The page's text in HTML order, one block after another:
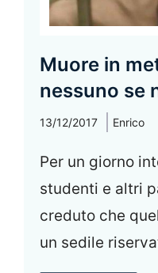
Muore in
nessuno se
13/12/2017 Enrico
Per un giorno
studenti e altri
creduto che
un sedile